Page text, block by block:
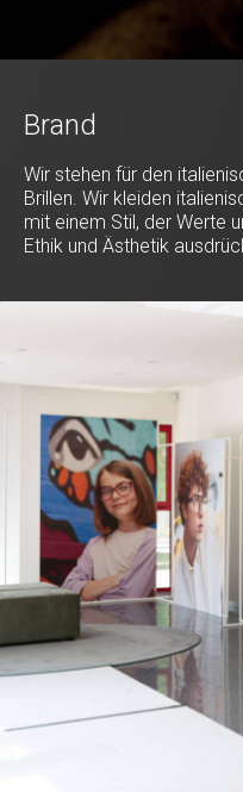
Brand
Wir stehen für den
Brillen. Wir kleiden
mit einem Stil, der Werte
Ethik und Ästhetik